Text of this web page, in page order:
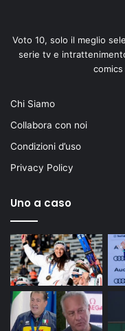
Voto 10, solo il meglio
serie tv e
Chi Siamo
Collabora con noi
Condizioni d’uso
Privacy Policy
Uno a caso